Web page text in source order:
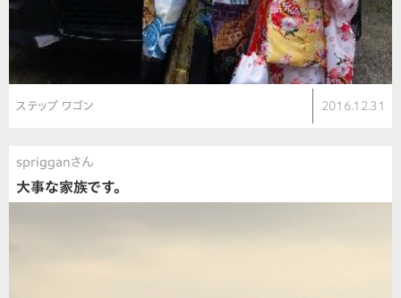
ステップ ワゴン 2016.12.31
sprigganさん
大事な家族です。